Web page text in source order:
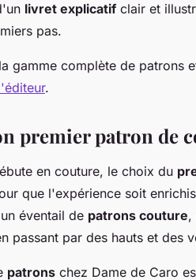
livret explicatifclair et
pas.
gamme complète de patrons
.
premier patron de
en couture, le choix du
que l'expérience soit
éventail de patrons couture,
passant par des hauts et des
patrons chez Dame de Caro